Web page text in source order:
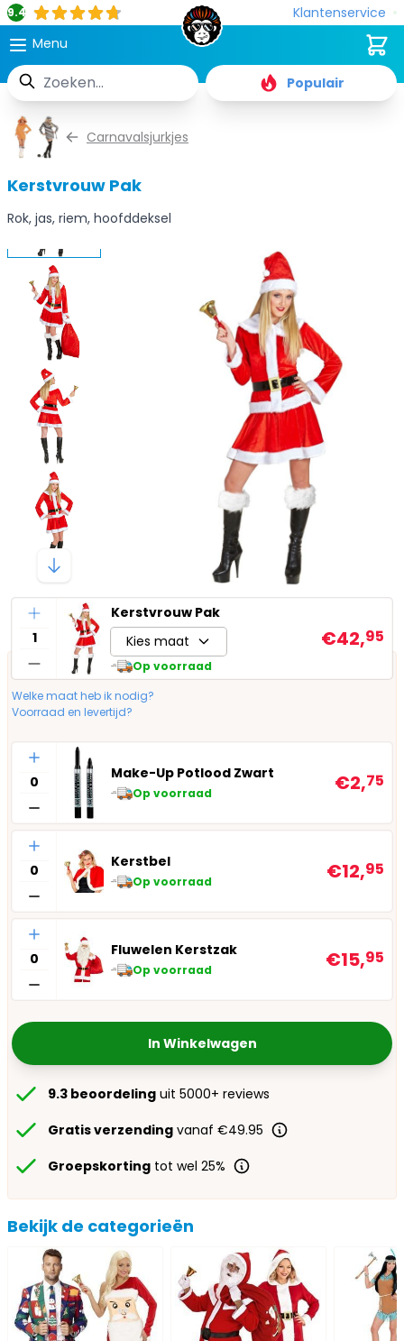
9.4
Klantenservice
Menu
Zoek
Populair
Cart
Carnavalsjurkjes
Kerstvrouw Pak
Rok, jas, riem, hoofddeksel
Aantal
Kerstvrouw Pak
Kies maat
Op voorraad
€42,95
Welke maat heb ik nodig?
Voorraad en levertijd?
Aantal
Make-Up Potlood Zwart
Op voorraad €2,75
Aantal
Kerstbel
Op voorraad €12,95
Aantal
Fluwelen Kerstzak
Op voorraad €15,95
In Winkelwagen
9.3 beoordeling uit 5000+ reviews
Gratis verzending vanaf €49.95
Groepskorting tot wel 25%
Bekijk de categorieën